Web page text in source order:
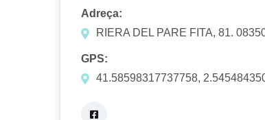
Adreça:
RIERA DEL PARE FITA, 81.
GPS:
41.58598317737758,